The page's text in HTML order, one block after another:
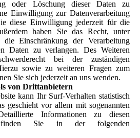
oder Löschung dieser Daten zu
Einwilligung zur Datenverarbeitung
diese Einwilligung jederzeit für die
haben Sie das Recht, unter
die Einschränkung der Verarbeitung
Daten zu verlangen. Des Weiteren
bei der zuständigen
sowie zu weiteren Fragen zum
Sie sich jederzeit an uns wenden.
von Drittanbietern
kann Ihr Surf-Verhalten statistisch
geschieht vor allem mit sogenannten
Informationen zu diesen
finden Sie in der folgenden